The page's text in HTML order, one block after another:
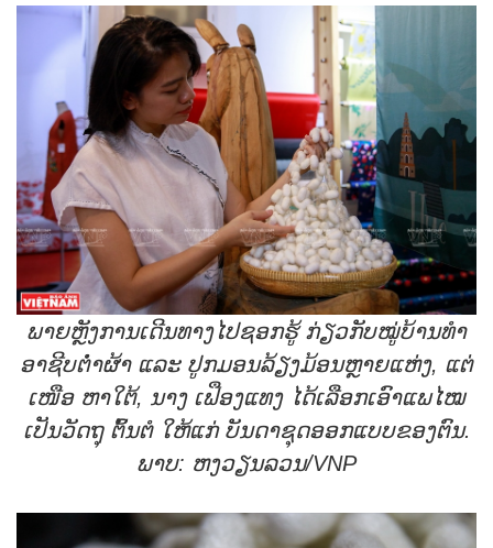
ພາຍຫຼັງການເດີນທາງໄປຊອກຮູ້ ກ່ຽວກັບໝູ່ບ້ານທຳ
ອາຊີບຕໍ່າຜ້າ ແລະ ປູກມອນລ້ຽງມ້ອນຫຼາຍແຫ່ງ, ແຕ່
ເໜືອ ຫາໃຕ້, ນາງ ເຟືອງແທງ ໄດ້ເລືອກເອົາແພໄໝ
ເປັນວັດຖຸ ຕົ້ນຕໍ ໃຫ້ແກ່ ບັນດາຊຸດອອກແບບຂອງຕົນ.
ພາບ: ຫງວຽນລວນ/VNP